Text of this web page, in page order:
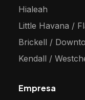
Hialeah
Little Havana /
Brickell /
Kendall /
Empresa